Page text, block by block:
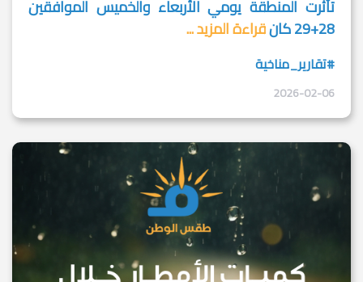
تأثرت المنطقة يومي الأربعاء والخميس الموافقين
28+29 كان
قراءة المزيد ...
#تقارير_مناخية
2026-02-06